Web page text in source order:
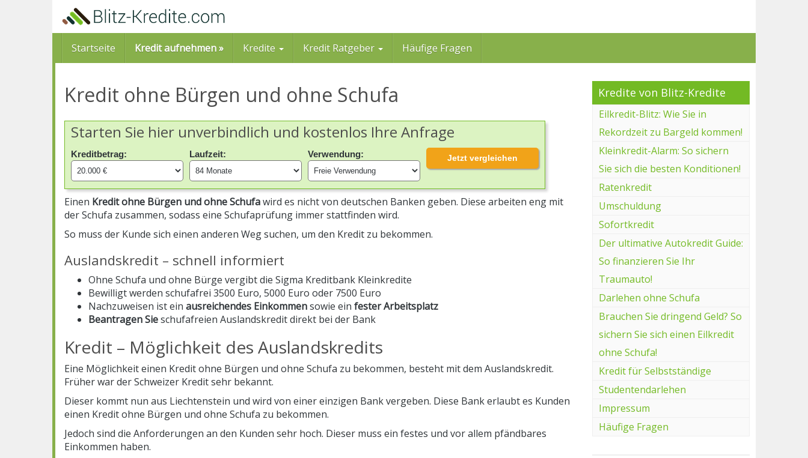
Startseite Kredit aufnehmen » Kredite Kredit Ratgeber Häufige Fragen
Kredit ohne Bürgen und ohne Schufa
Starten Sie hier unverbindlich und kostenlos Ihre Anfrage
Kreditbetrag: Laufzeit: Verwendung: Jetzt vergleichen
Einen Kredit ohne Bürgen und ohne Schufawird es nicht von deutschen Banken geben. Diese arbeiten eng mit
der Schufa zusammen, sodass eine Schufaprüfung immer stattfinden wird.
So muss der Kunde sich einen anderen Weg suchen, um den Kredit zu bekommen.
Auslandskredit – schnell informiert
Ohne Schufa und ohne Bürge vergibt die Sigma Kreditbank Kleinkredite
Bewilligt werden schufafrei 3500 Euro, 5000 Euro oder 7500 Euro
Nachzuweisen ist ein ausreichendes Einkommensowie ein fester Arbeitsplatz
Beantragen Sieschufafreien Auslandskredit direkt bei der Bank
Kredit – Möglichkeit des Auslandskredits
Eine Möglichkeit einen Kredit ohne Bürgen und ohne Schufa zu bekommen, besteht mit dem Auslandskredit.
Früher war der Schweizer Kredit sehr bekannt.
Dieser kommt nun aus Liechtenstein und wird von einer einzigen Bank vergeben. Diese Bank erlaubt es Kunden
einen Kredit ohne Bürgen und ohne Schufa zu bekommen.
Jedoch sind die Anforderungen an den Kunden sehr hoch. Dieser muss ein festes und vor allem pfändbares
Einkommen haben.
Kredite von Blitz-Kredite
Eilkredit-Blitz: Wie Sie in
Rekordzeit zu Bargeld kommen!
Kleinkredit-Alarm: So sichern
Sie sich die besten Konditionen!
Ratenkredit
Umschuldung
Sofortkredit
Der ultimative Autokredit Guide:
So finanzieren Sie Ihr
Traumauto!
Darlehen ohne Schufa
Brauchen Sie dringend Geld? So
sichern Sie sich einen Eilkredit
ohne Schufa!
Kredit für Selbstständige
Studentendarlehen
Impressum
Häufige Fragen